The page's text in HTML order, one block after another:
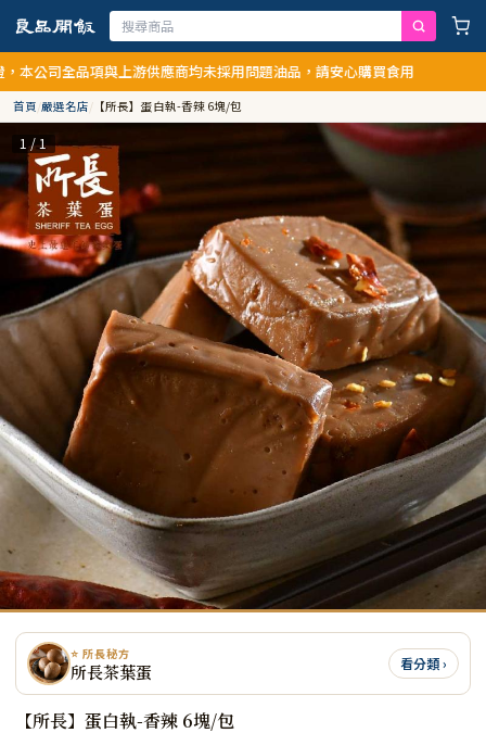
司全品項與上游供應商均未採用問題油品，請安心購買食用
首頁/嚴選名店/ 【所長】蛋白執-香辣 6塊/包
1 / 1
⭐ 所長秘方
所長茶葉蛋 看分類 ›
【所長】蛋白執-香辣 6塊/包